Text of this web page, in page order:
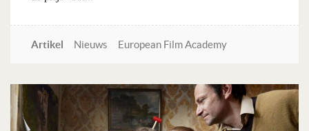
Artikel Nieuws European Film Academy
Lees verder